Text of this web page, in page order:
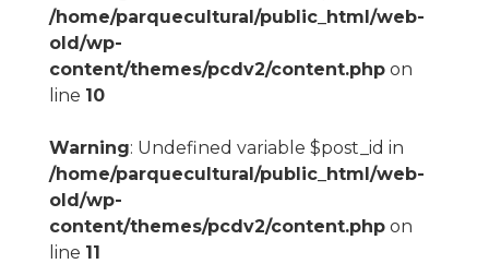
/home/parquecultural/public_html/web-
old/wp-
content/themes/pcdv2/content.phpon
line 10
Warning: Undefined variable $post_id in
/home/parquecultural/public_html/web-
old/wp-
content/themes/pcdv2/content.phpon
line 11